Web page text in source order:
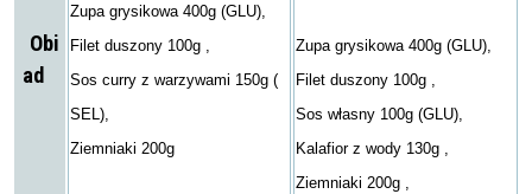
Obi
ad
Zupa grysikowa 400g (GLU),
Filet duszony 100g ,
Sos curry z warzywami 150g (
SEL),
Ziemniaki 200g
Zupa grysikowa 400g (GLU),
Filet duszony 100g ,
Sos własny 100g (GLU),
Kalafior z wody 130g ,
Ziemniaki 200g ,